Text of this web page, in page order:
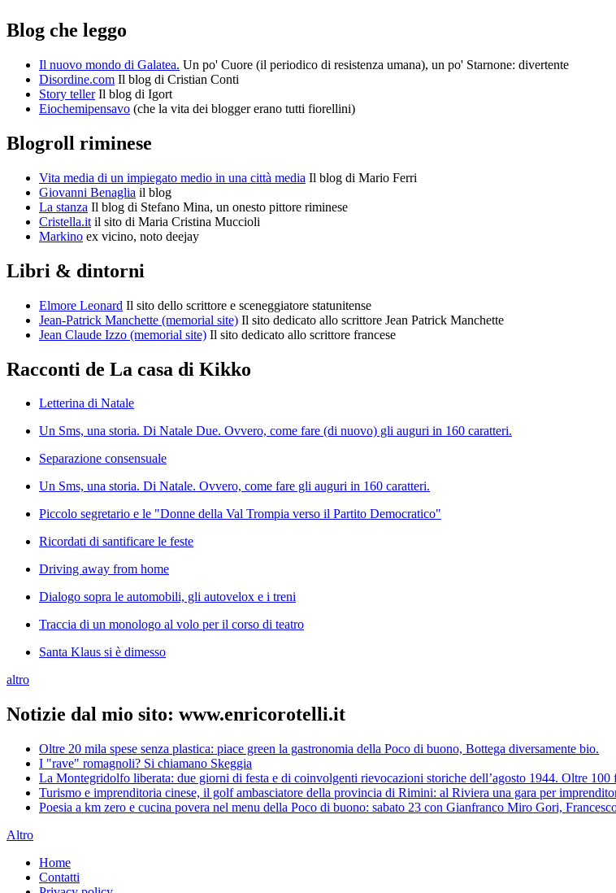
Blog che leggo
Il nuovo mondo di Galatea. Un po' Cuore (il periodico di resistenza umana), un po' Starnone: divertente
Disordine.com Il blog di Cristian Conti
Story tellerIl blog di Igort
Eiochemipensavo (che la vita dei blogger erano tutti fiorellini)
Blogroll riminese
Vita media di un impiegato medio in una città media Il blog di Mario Ferri
Giovanni Benaglia il blog
La stanza Il blog di Stefano Mina, un onesto pittore riminese
Cristella.it il sito di Maria Cristina Muccioli
Markino ex vicino, noto deejay
Libri & dintorni
Elmore Leonard Il sito dello scrittore e sceneggiatore statunitense
Jean-Patrick Manchette (memorial site) Il sito dedicato allo scrittore Jean Patrick Manchette
Jean Claude Izzo (memorial site) Il sito dedicato allo scrittore francese
Racconti de La casa di Kikko
Letterina di Natale
Un Sms, una storia. Di Natale Due. Ovvero, come fare (di nuovo) gli auguri in 160 caratteri.
Separazione consensuale
Un Sms, una storia. Di Natale. Ovvero, come fare gli auguri in 160 caratteri.
Piccolo segretario e le "Donne della Val Trompia verso il Partito Democratico"
Ricordati di santificare le feste
Driving away from home
Dialogo sopra le automobili, gli autovelox e i treni
Traccia di un monologo al volo per il corso di teatro
Santa Klaus si è dimesso
altro
Notizie dal mio sito: www.enricorotelli.it
Oltre 20 mila spese senza plastica: piace green la gastronomia della Poco di buono, Bottega diversamente bio.
I "rave" romagnoli? Si chiamano Skeggia
La Montegridolfo liberata: due giorni di festa e di coinvolgenti rievocazioni storiche dell’agosto 1944. Oltre
Turismo e imprenditoria cinese, il golf ambasciatore della provincia di Rimini: al Riviera una gara per
Poesia a km zero e cucina povera nel menu della Poco di buono: sabato 23 con Gianfranco Miro Gori,
Altro
Home
Contatti